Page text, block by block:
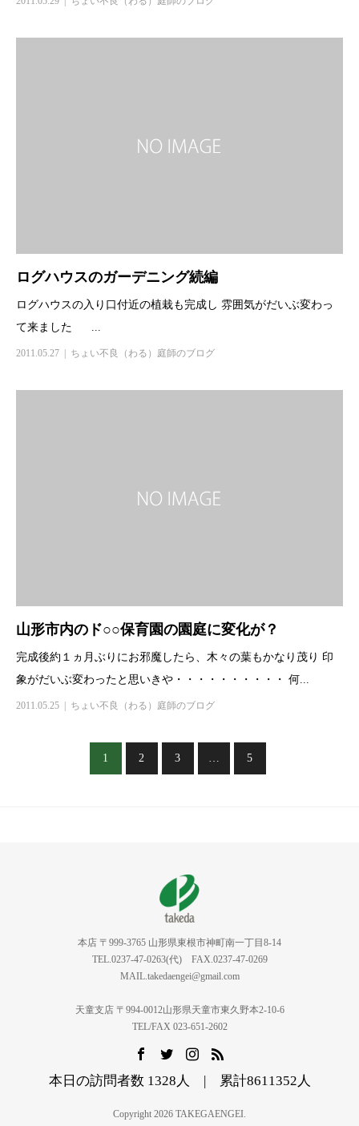
ログハウスのガーデニング続編
ログハウスの入り口付近の植栽も完成し 雰囲気がだいぶ変わっ
て来ました ...
2011.05.27 ちょい不良（わる）庭師のブログ
山形市内のド○○保育園の園庭に変化が？
完成後約１ヵ月ぶりにお邪魔したら、木々の葉もかなり茂り 印
象がだいぶ変わったと思いきや・・・・・・・・・・ 何...
2011.05.25 ちょい不良（わる）庭師のブログ
1 2 3 … 5
本店 〒999-3765 山形県東根市神町南一丁目8-14
TEL.0237-47-0263(代) FAX.0237-47-0269
MAIL.takedaengei@gmail.com
天童支店 〒994-0012山形県天童市東久野本2-10-6
TEL/FAX 023-651-2602
本日の訪問者数 1328人 | 累計8611352人
Copyright 2026 TAKEGAENGEI.